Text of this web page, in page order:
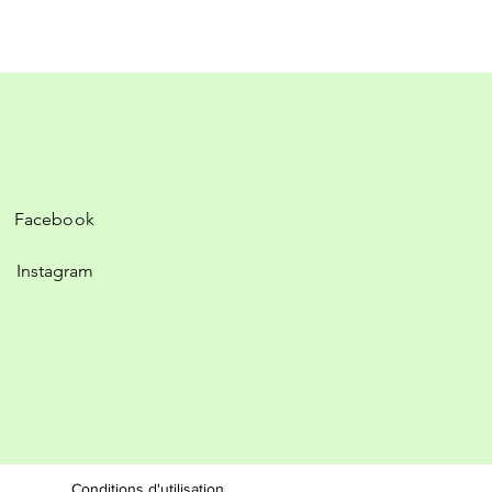
Facebook
Instagram